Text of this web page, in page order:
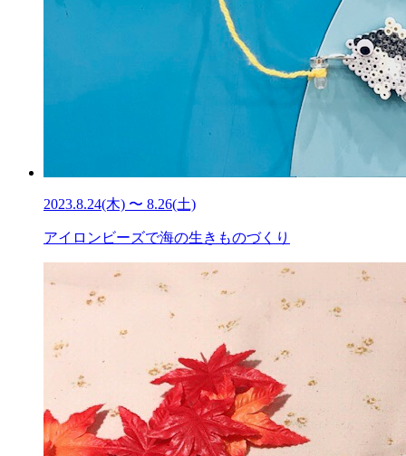
2023.8.24(木) 〜 8.26(土)
アイロンビーズで海の生きものづくり